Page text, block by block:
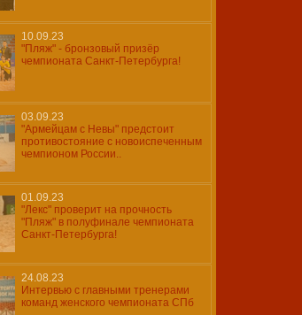
10.09.23
"Пляж" - бронзовый призёр
чемпионата Санкт-Петербурга!
03.09.23
"Армейцам с Невы" предстоит
противостояние с новоиспеченным
чемпионом России..
01.09.23
"Лекс" проверит на прочность
"Пляж" в полуфинале чемпионата
Санкт-Петербурга!
24.08.23
Интервью с главными тренерами
команд женского чемпионата СПб